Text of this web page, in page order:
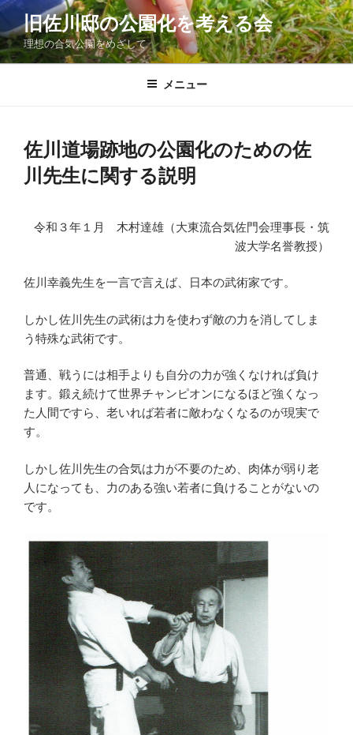
コ
ン
テ
ン
旧佐川邸の公園化を考える会
理想の合気公園をめざして
メニュー
佐川道場跡地の公園化のための佐
川先生に関する説明
令和３年１月 木村達雄（大東流合気佐門会理事長・筑
波大学名誉教授）
佐川幸義先生を一言で言えば、日本の武術家です。
しかし佐川先生の武術は力を使わず敵の力を消してしま
う特殊な武術です。
普通、戦うには相手よりも自分の力が強くなければ負け
ます。鍛え続けて世界チャンピオンになるほど強くなっ
た人間ですら、老いれば若者に敵わなくなるのが現実で
す。
しかし佐川先生の合気は力が不要のため、肉体が弱り老
人になっても、力のある強い若者に負けることがないの
です。